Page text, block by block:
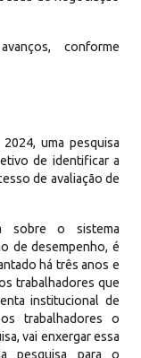
conforme
uma pesquisa
de identificar a
de avaliação de
sobre o sistema
de desempenho, é
há três anos e
trabalhadores que
institucional de
trabalhadores o
vai enxergar essa
pesquisa para o